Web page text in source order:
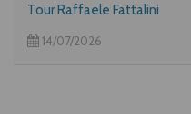
Tour Raffaele Fattalini
14/07/2026